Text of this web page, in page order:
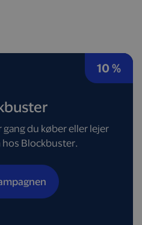
10 %
gang du køber eller lejer
Blockbuster.